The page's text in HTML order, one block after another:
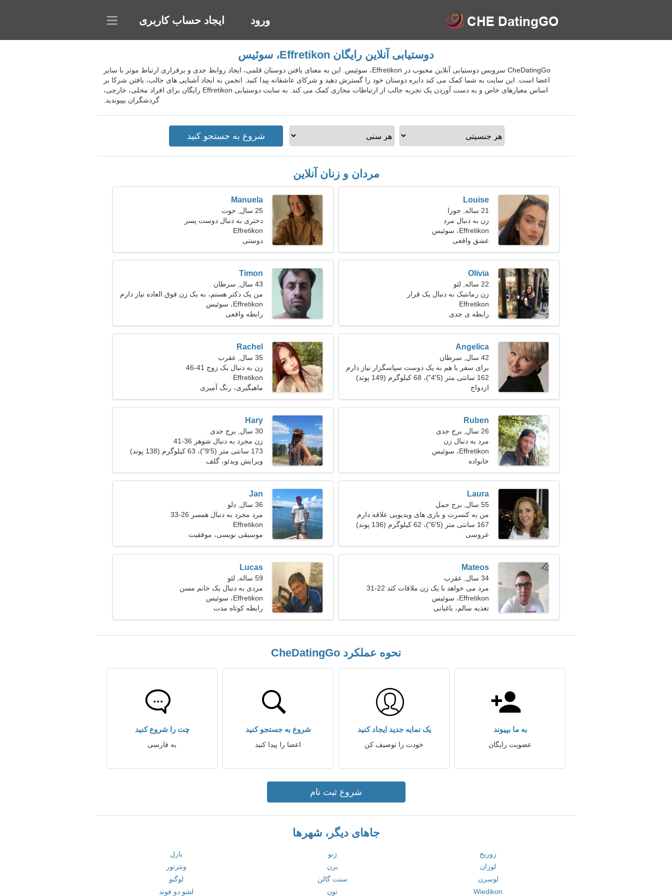
ورود ایجاد حساب کاربری
دوستیابی آنلاین رایگان Effretikon، سوئیس
CheDatingGo سرویس دوستیابی آنلاین محبوب در Effretikon، سوئیس. این به معنای یافتن دوستان قلمی، ایجاد روابط جدی و برقراری ارتباط موثر با سایر
اعضا است. این سایت به شما کمک می کند دایره دوستان خود را گسترش دهید و شرکای عاشقانه پیدا کنید. انجمن به ایجاد آشنایی های جالب، یافتن شرکا بر
اساس معیارهای خاص و به دست آوردن یک تجربه جالب از ارتباطات مجازی کمک می کند. به سایت دوستیابی Effretikon رایگان برای افراد محلی، خارجی،
گردشگران بپیوندید.
مردان و زنان آنلاین
Louise
21 ساله, جوزا
زن به دنبال مرد
Effretikon، سوئیس
عشق واقعی
Manuela
25 سال, حوت
دختری به دنبال دوست پسر
Effretikon
دوستی
Olivia
22 ساله, لئو
زن رمانتیک به دنبال یک قرار
Effretikon
رابطه ی جدی
Timon
43 سال, سرطان
من یک دکتر هستم، به یک زن فوق العاده نیاز دارم
Effretikon، سوئیس
رابطه واقعی
Angelica
42 سال, سرطان
برای سفر با هم به یک دوست سپاسگزار نیاز دارم
162 سانتی متر (5'4")، 68 کیلوگرم (149 پوند)
ازدواج
Rachel
35 سال, عقرب
زن به دنبال یک زوج 41-46
Effretikon
ماهیگیری، رنگ آمیزی
Ruben
26 سال, برج جدی
مرد به دنبال زن
Effretikon، سوئیس
خانواده
Hary
30 سال, برج جدی
زن مجرد به دنبال شوهر 36-41
173 سانتی متر (5'9")، 63 کیلوگرم (138 پوند)
ویرایش ویدئو، گلف
Laura
55 سال, برج حمل
من به کنسرت و بازی های ویدیویی علاقه دارم
167 سانتی متر (5'6")، 62 کیلوگرم (136 پوند)
عروسی
Jan
36 سال, دلو
مرد مجرد به دنبال همسر 26-33
Effretikon
موسیقی نویسی، موفقیت
Mateos
34 سال, عقرب
مرد می خواهد با یک زن ملاقات کند 22-31
Effretikon، سوئیس
تغذیه سالم، باغبانی
Lucas
59 ساله, لئو
مردی به دنبال یک خانم مسن
Effretikon، سوئیس
رابطه کوتاه مدت
نحوه عملکرد CheDatingGo
به ما بپیوند
عضویت رایگان
یک نمایه جدید ایجاد کنید
خودت را توصیف کن
شروع به جستجو کنید
اعضا را پیدا کنید
چت را شروع کنید
به فارسی
شروع ثبت نام
جاهای دیگر، شهرها
زوریخ ژنو
بازل
لوزان
برن
ونترتور
لوسرن
سنت گالن
لوگنو
Wiedikon
تون لشو دو فوند